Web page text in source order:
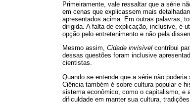
Primeiramente, vale ressaltar que a série
em cenas que explicassem mais
apresentados acima. Em outras palavras,
dirigida. A falta de explicação, inclusive, é
opção pelo entretenimento e não pela
Mesmo assim, Cidade invisível contribui
dessas questões foram inclusive
cientistas.
Quando se entende que a série não
Ciência também é sobre cultura popular e
sistema econômico, como o capitalismo, e
dificuldade em manter sua cultura,